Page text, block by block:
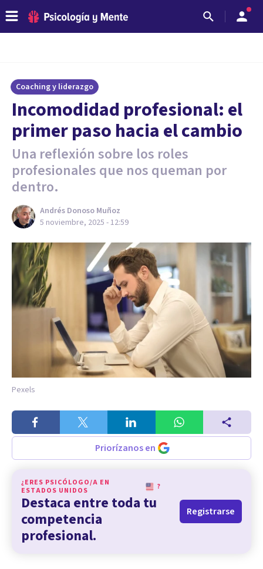
Coaching y liderazgo
Incomodidad profesional: el
primer paso hacia el cambio
Una reflexión sobre los roles
profesionales que nos queman por
dentro.
Andrés Donoso Muñoz
5 noviembre, 2025 - 12:59
Pexels
Priorízanos en
¿ERES PSICÓLOGO/A EN
ESTADOS UNIDOS
?
Destaca entre toda tu
competencia
profesional.
Registrarse